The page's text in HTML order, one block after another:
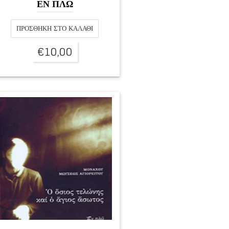
ΕΝ ΠΛΩ
ΠΡΟΣΘΉΚΗ ΣΤΟ ΚΑΛΆΘΙ
€10,00